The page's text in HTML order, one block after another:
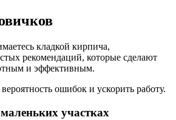
кладкой кирпича,
рекомендаций, которые сделают
и эффективным.
ошибок и ускорить работу.
участках